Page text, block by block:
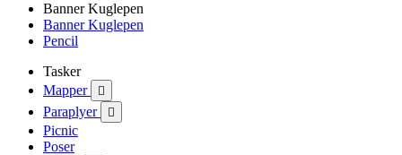
Banner Kuglepen
Banner Kuglepen
Pencil
Tasker
Mapper

Paraplyer 
Picnic
Poser